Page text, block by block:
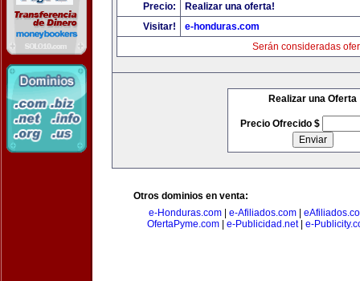
Precio:
Realizar una oferta!
Visitar!
e-honduras.com
Serán consideradas
Realizar una Oferta
Precio Ofrecido $
Otros dominios en venta:
e-Honduras.com| e-Afiliados.com|
OfertaPyme.com| e-Publicidad.net| e-